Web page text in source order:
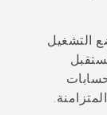
التشغيل
حسابات